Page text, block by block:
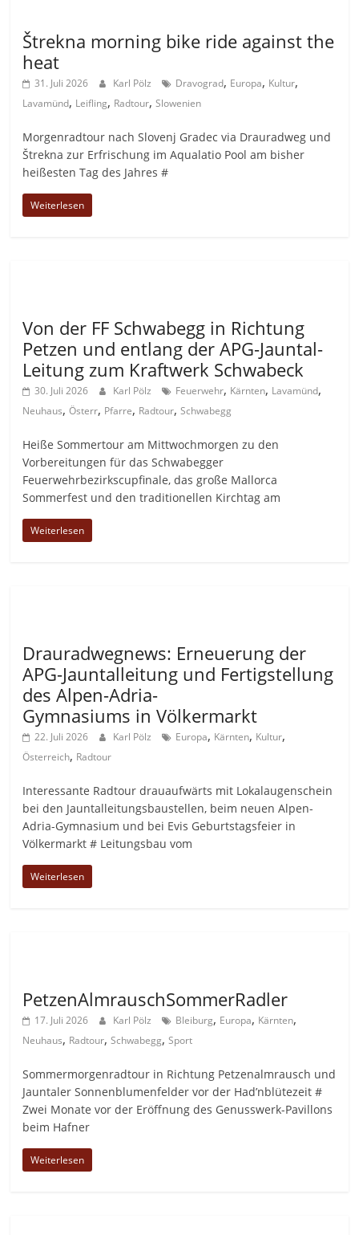
Štrekna morning bike ride against the
heat
31. Juli 2026 Karl Pölz Dravograd, Europa, Kultur,
Lavamünd, Leifling, Radtour,Slowenien
Morgenradtour nach Slovenj Gradec via Drauradweg und
Štrekna zur Erfrischung im Aqualatio Pool am bisher
heißesten Tag des Jahres #
Weiterlesen
Von der FF Schwabegg in Richtung
Petzen und entlang der APG-Jauntal-
Leitung zum Kraftwerk Schwabeck
30. Juli 2026 Karl Pölz Feuerwehr, Kärnten, Lavamünd,
Neuhaus,Österr, Pfarre, Radtour,Schwabegg
Heiße Sommertour am Mittwochmorgen zu den
Vorbereitungen für das Schwabegger
Feuerwehrbezirkscupfinale, das große Mallorca
Sommerfest und den traditionellen Kirchtag am
Weiterlesen
Drauradwegnews: Erneuerung der
APG-Jauntalleitung und Fertigstellung
des Alpen-Adria-
Gymnasiums in Völkermarkt
22. Juli 2026 Karl Pölz Europa, Kärnten, Kultur,
Österreich, Radtour
Interessante Radtour drauaufwärts mit Lokalaugenschein
bei den Jauntalleitungsbaustellen, beim neuen Alpen-
Adria-Gymnasium und bei Evis Geburtstagsfeier in
Völkermarkt # Leitungsbau vom
Weiterlesen
PetzenAlmrauschSommerRadler
17. Juli 2026 Karl Pölz Bleiburg, Europa, Kärnten,
Neuhaus, Radtour,Schwabegg,Sport
Sommermorgenradtour in Richtung Petzenalmrausch und
Jauntaler Sonnenblumenfelder vor der Had’nblütezeit #
Zwei Monate vor der Eröffnung des Genusswerk-Pavillons
beim Hafner
Weiterlesen